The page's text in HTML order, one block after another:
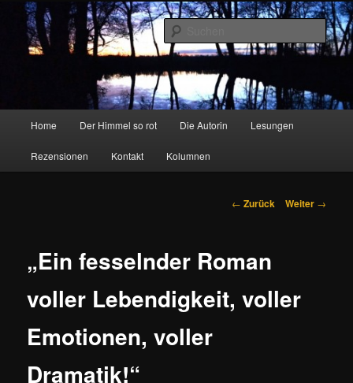
wechseln
Marion Feldhausen – Autorin
Home Der Himmel so rot Die Autorin Lesungen
Rezensionen Kontakt Kolumnen
Beitragsnavigation
← Zurück Weiter →
„Ein fesselnder Roman
voller Lebendigkeit, voller
Emotionen, voller
Dramatik!“